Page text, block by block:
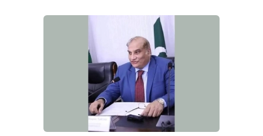
আজকের বাজারে স্বর্ণ-রুপার দাম (৫ আগস্ট)